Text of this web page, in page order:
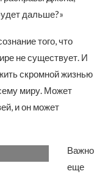
дальше?»
того, что
не существует. И
скромной жизнью
миру. Может
и он может
Важно
еще